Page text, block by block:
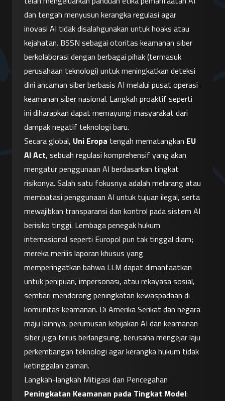
dan tengah menyusun kerangka regulasi agar
inovasi AI tidak disalahgunakan untuk hoaks atau
kejahatan. BSSN sebagai otoritas keamanan siber
berkolaborasi dengan berbagai pihak (termasuk
perusahaan teknologi) untuk meningkatkan deteksi
dini ancaman siber berbasis AI melalui pusat operasi
keamanan siber nasional. Langkah proaktif seperti
ini diharapkan dapat memayungi masyarakat dari
dampak negatif teknologi baru.
Secara global, Uni Eropa tengah mematangkan EU
AI Act, sebuah regulasi komprehensif yang akan
mengatur penggunaan AI berdasarkan tingkat
risikonya. Salah satu fokusnya adalah melarang atau
membatasi penggunaan AI untuk tujuan ilegal, serta
mewajibkan transparansi dan kontrol pada sistem AI
berisiko tinggi. Lembaga penegak hukum
internasional seperti Europol pun tak tinggal diam;
mereka merilis laporan khusus yang
memperingatkan bahwa LLM dapat dimanfaatkan
untuk penipuan, impersonasi, atau rekayasa sosial,
sembari mendorong peningkatan kewaspadaan di
komunitas keamanan. Di Amerika Serikat dan negara
maju lainnya, perumusan kebijakan AI dan keamanan
siber juga terus berlangsung, berusaha mengejar laju
perkembangan teknologi agar kerangka hukum tidak
ketinggalan zaman.
Langkah-langkah Mitigasi dan Pencegahan
Peningkatan Keamanan pada Tingkat Model: